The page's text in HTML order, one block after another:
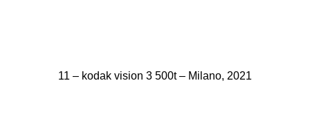
11 – kodak vision 3 500t – Milano, 2021